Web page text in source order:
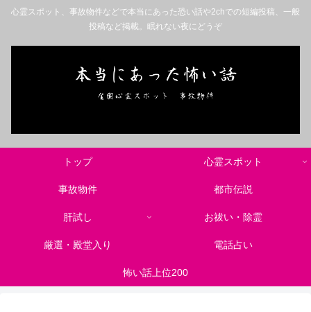
心霊スポット、事故物件などで本当にあった恐い話や2chでの短編投稿、一般
投稿など掲載。眠れない夜にどうぞ
トップ 心霊スポット
事故物件 都市伝説
肝試し お祓い・除霊
厳選・殿堂入り 電話占い
怖い話上位200